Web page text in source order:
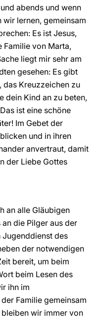
abends und wenn
lernen, gemeinsam
Es ist Jesus,
Familie von Marta,
liegt mir sehr am
gesehen: Es gibt
das Kreuzzeichen zu
dein Kind an zu beten,
ist eine schöne
Im Gebet der
und in ihren
anvertraut, damit
der Liebe Gottes
an alle Gläubigen
die Pilger aus der
Jugenddienst des
der notwendigen
bereit, um beim
beim Lesen des
ihn im
Familie gemeinsam
wir immer von